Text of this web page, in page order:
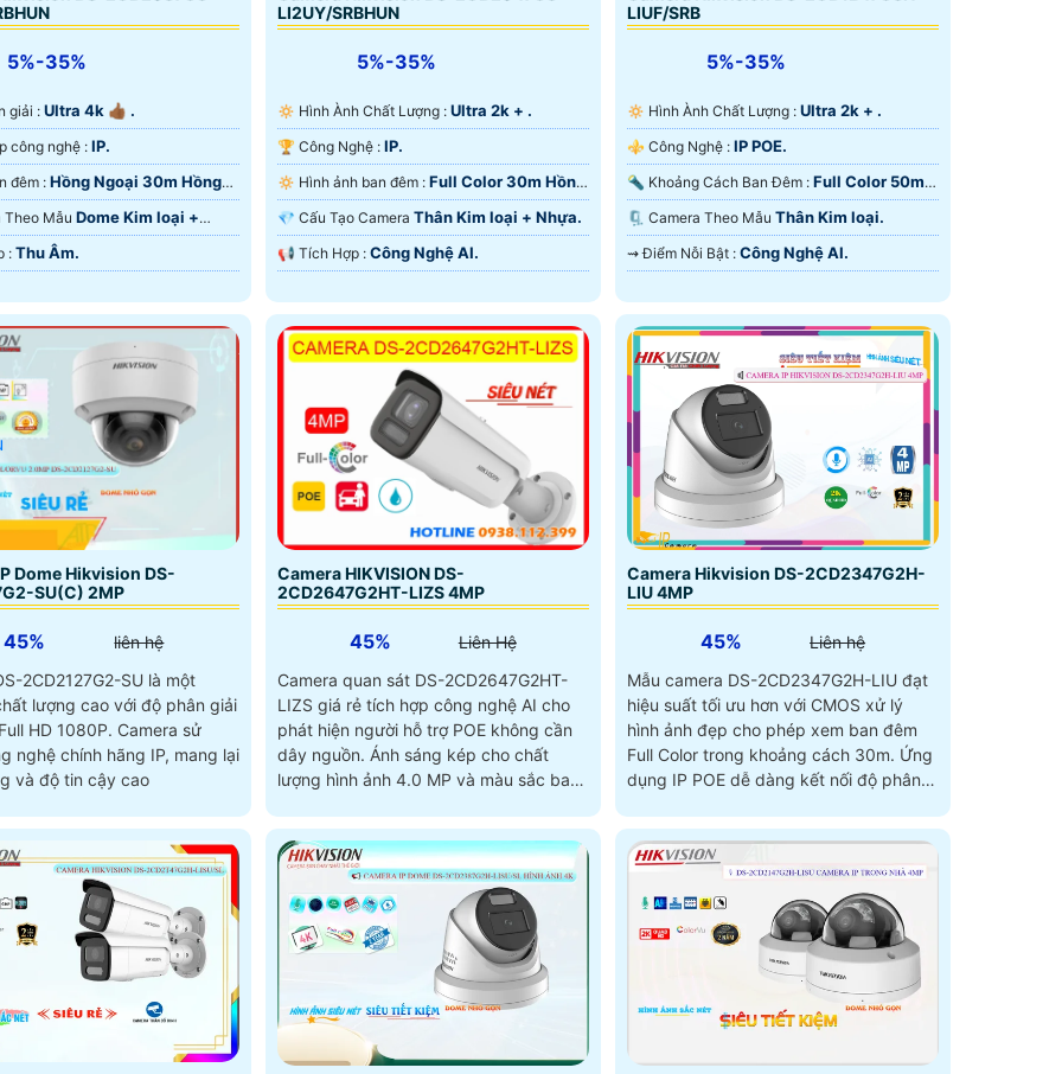
5%-35%
giải : Ultra 4k 👍🏾 .
🌠 Tích hợp công nghệ : IP.
🌛 Xem ban đêm : Hồng Ngoại 30m Hồng
Theo Mẫu Dome Kim loại +
️♚ Tích Hợp : Thu Âm.
LI2UY/SRBHUN
5%-35%
🔅 Hình Ành Chất Lượng : Ultra 2k + .
🏆 Công Nghệ : IP.
🔅 Hình ảnh ban đêm : Full Color 30m Hồng
Ngoại SMD.
💎 Cấu Tạo Camera Thân Kim loại + Nhựa.
️📢 Tích Hợp : Công Nghệ AI.
LIUF/SRB
5%-35%
🔅 Hình Ành Chất Lượng : Ultra 2k + .
⚜️ Công Nghệ : IP POE.
🔦 Khoảng Cách Ban Đêm : Full Color 50m
Có Màu Ban Ðêm.
🗜️ Camera Theo Mẫu Thân Kim loại.
️⇝ Điểm Nỗi Bật : Công Nghệ AI.
Dome Hikvision DS-
SU(C) 2MP
45%
liên hệ
2CD2127G2-SU là một
lượng cao với độ phân giải
1080P. Camera sử
nghệ chính hãng IP, mang lại
và độ tin cậy cao
Camera HIKVISION DS-
2CD2647G2HT-LIZS 4MP
45%
Liên Hệ
Camera quan sát DS-2CD2647G2HT-
LIZS giá rẻ tích hợp công nghệ AI cho
phát hiện người hỗ trợ POE không cần
dây nguồn. Ánh sáng kép cho chất
lượng hình ảnh 4.0 MP và màu sắc ban
Camera Hikvision DS-2CD2347G2H-
LIU 4MP
45%
Liên hệ
Mẫu camera DS-2CD2347G2H-LIU đạt
hiệu suất tối ưu hơn với CMOS xử lý
hình ảnh đẹp cho phép xem ban đêm
Full Color trong khoảng cách 30m. Ứng
dụng IP POE dễ dàng kết nối độ phân